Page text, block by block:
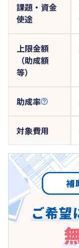
課題・資金
使途
上限金額
（助成額
等）
助成率
対象費用